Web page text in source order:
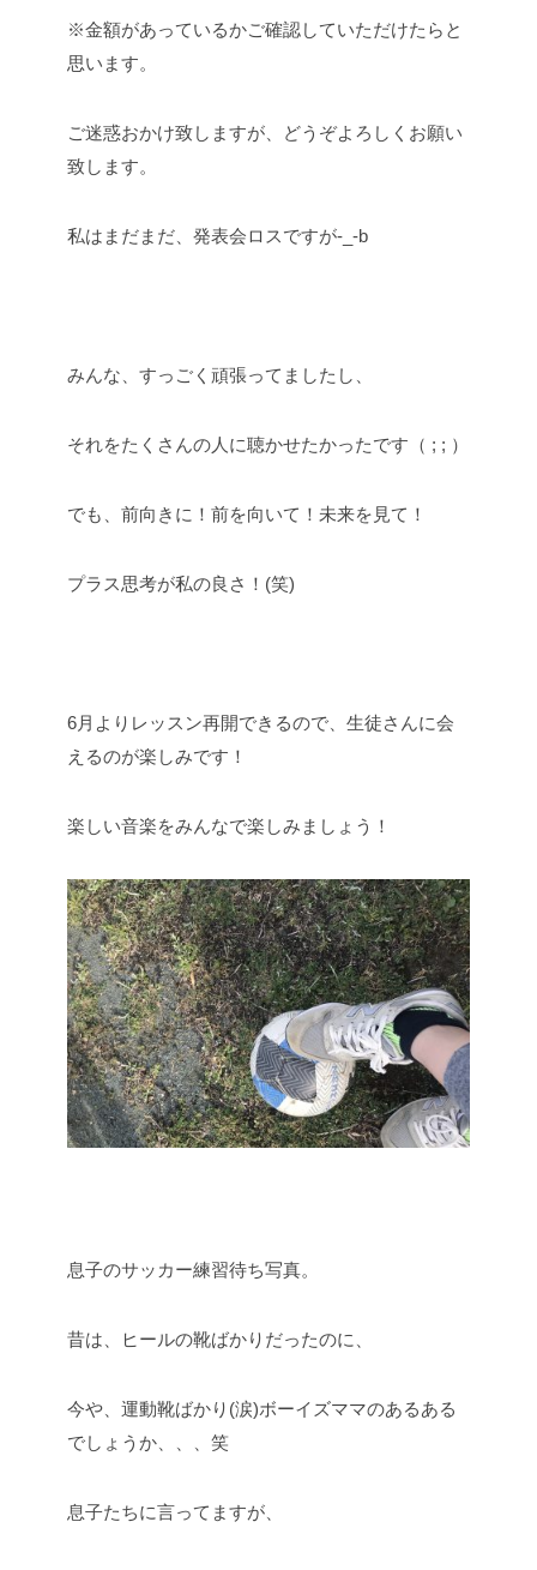
※金額があっているかご確認していただけたらと
思います。
ご迷惑おかけ致しますが、どうぞよろしくお願い
致します。
私はまだまだ、発表会ロスですが-_-b
みんな、すっごく頑張ってましたし、
それをたくさんの人に聴かせたかったです（ ; ; ）
でも、前向きに！前を向いて！未来を見て！
プラス思考が私の良さ！(笑)
6月よりレッスン再開できるので、生徒さんに会
えるのが楽しみです！
楽しい音楽をみんなで楽しみましょう！
息子のサッカー練習待ち写真。
昔は、ヒールの靴ばかりだったのに、
今や、運動靴ばかり(涙)ボーイズママのあるある
でしょうか、、、笑
息子たちに言ってますが、